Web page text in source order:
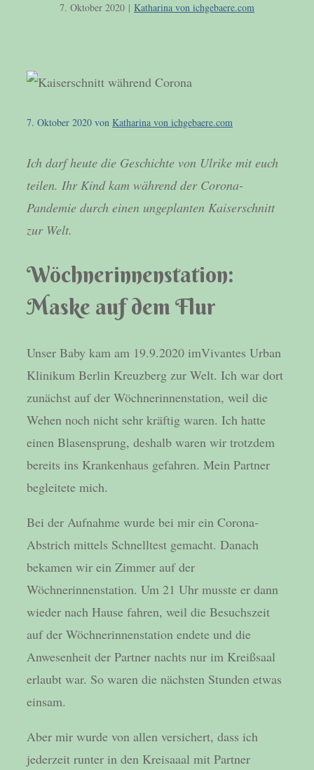
7. Oktober 2020 | Katharina von ichgebaere.com
7. Oktober 2020 von Katharina von ichgebaere.com
Ich darf heute die Geschichte von Ulrike mit euch
teilen. Ihr Kind kam während der Corona-
Pandemie durch einen ungeplanten Kaiserschnitt
zur Welt.
Wöchnerinnenstation:
Maske auf dem Flur
Unser Baby kam am 19.9.2020 imVivantes Urban
Klinikum Berlin Kreuzberg zur Welt. Ich war dort
zunächst auf der Wöchnerinnenstation, weil die
Wehen noch nicht sehr kräftig waren. Ich hatte
einen Blasensprung, deshalb waren wir trotzdem
bereits ins Krankenhaus gefahren. Mein Partner
begleitete mich.
Bei der Aufnahme wurde bei mir ein Corona-
Abstrich mittels Schnelltest gemacht. Danach
bekamen wir ein Zimmer auf der
Wöchnerinnenstation. Um 21 Uhr musste er dann
wieder nach Hause fahren, weil die Besuchszeit
auf der Wöchnerinnenstation endete und die
Anwesenheit der Partner nachts nur im Kreißsaal
erlaubt war. So waren die nächsten Stunden etwas
einsam.
Aber mir wurde von allen versichert, dass ich
jederzeit runter in den Kreisaaal mit Partner